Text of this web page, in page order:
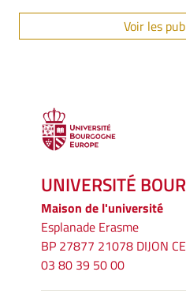
Voir les
UNIVERSITÉ
Maison de l'université
Esplanade Erasme
BP 27877 21078 DIJON
03 80 39 50 00